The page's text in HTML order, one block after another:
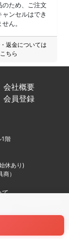
のため、ご注文
ンセルはでき
せん。
返金については
こちら
会社概要
会員登録
1階
休あり)
）
て
パチの実機販売専門店